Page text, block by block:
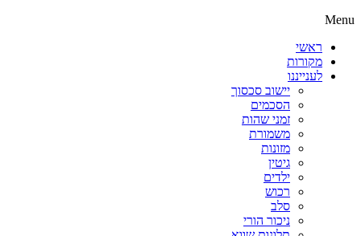
Menu
ראשי
מקורות
לענייננו
יישוב סכסוך
הסכמים
זמני שהות
משמורת
מזונות
גיטין
ילדים
רכוש
סלב
ניכור הורי